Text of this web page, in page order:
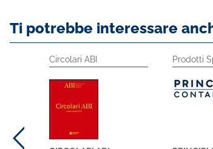
Ti potrebbe interessare
Prodotti
Circolari ABI